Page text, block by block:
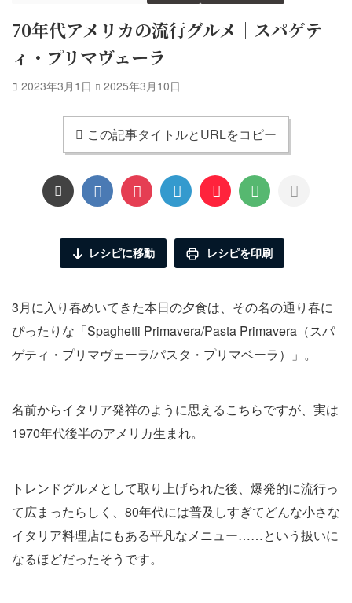
70年代アメリカの流行グルメ｜スパゲテ
ィ・プリマヴェーラ
2023年3月1日 2025年3月10日
この記事タイトルとURLをコピー
レシピに移動 レシピを印刷
3月に入り春めいてきた本日の夕食は、その名の通り春に
ぴったりな「Spaghetti Primavera/Pasta Primavera（スパ
ゲティ・プリマヴェーラ/パスタ・プリマベーラ）」。
名前からイタリア発祥のように思えるこちらですが、実は
1970年代後半のアメリカ生まれ。
トレンドグルメとして取り上げられた後、爆発的に流行っ
て広まったらしく、80年代には普及しすぎてどんな小さな
イタリア料理店にもある平凡なメニュー……という扱いに
なるほどだったそうです。